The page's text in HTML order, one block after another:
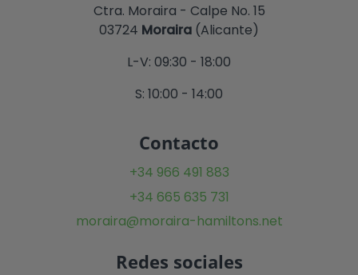
Ctra. Moraira - Calpe No. 15
03724 Moraira (Alicante)
L-V: 09:30 - 18:00
S: 10:00 - 14:00
Contacto
+34 966 491 883
+34 665 635 731
moraira@moraira-hamiltons.net
Redes sociales